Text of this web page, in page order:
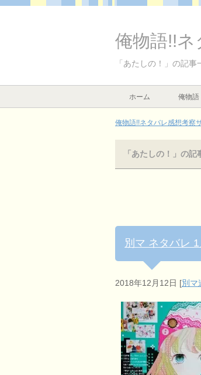
俺物語!!ネ
「あたしの！」の記事
ホーム 俺物語
俺物語!!ネタバレ感想考察
「あたしの！」の記
別マ ネタバレ
2018年12月12日 [別